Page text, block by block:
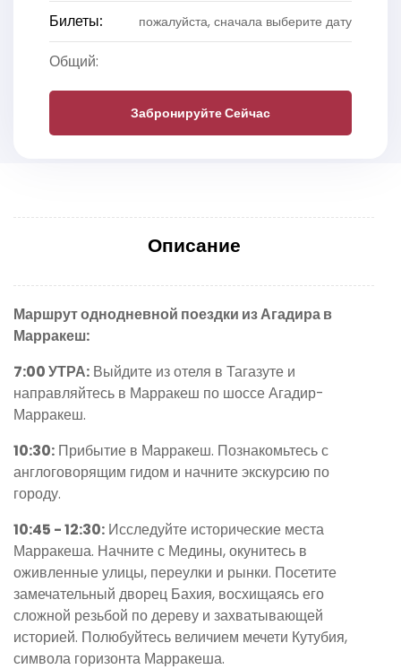
Билеты:
пожалуйста, сначала выберите дату
Общий:
Забронируйте Сейчас
Описание
Маршрут однодневной поездки из Агадира в
Марракеш:
7:00 УТРА: Выйдите из отеля в Тагазуте и
направляйтесь в Марракеш по шоссе Агадир-
Марракеш.
10:30: Прибытие в Марракеш. Познакомьтесь с
англоговорящим гидом и начните экскурсию по
городу.
10:45 - 12:30: Исследуйте исторические места
Марракеша. Начните с Медины, окунитесь в
оживленные улицы, переулки и рынки. Посетите
замечательный дворец Бахия, восхищаясь его
сложной резьбой по дереву и захватывающей
историей. Полюбуйтесь величием мечети Кутубия,
символа горизонта Марракеша.